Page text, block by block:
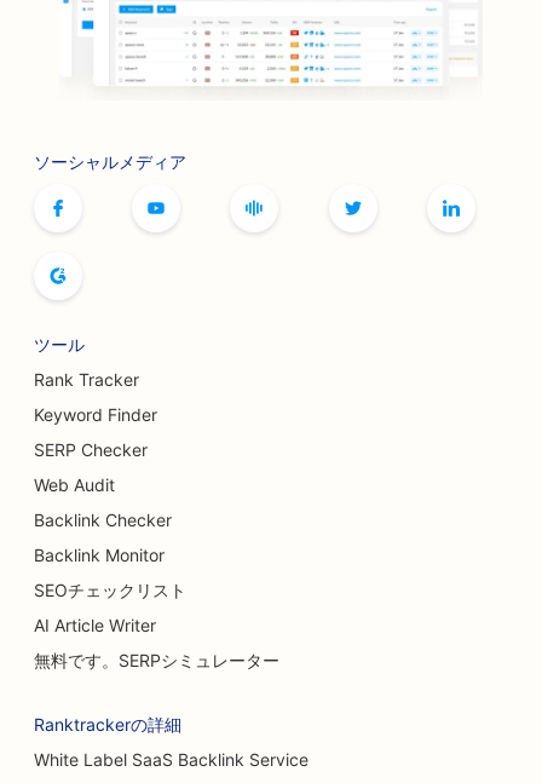
ソーシャルメディア
ツール
Rank Tracker
Keyword Finder
SERP Checker
Web Audit
Backlink Checker
Backlink Monitor
SEOチェックリスト
AI Article Writer
無料です。SERPシミュレーター
Ranktrackerの詳細
White Label SaaS Backlink Service